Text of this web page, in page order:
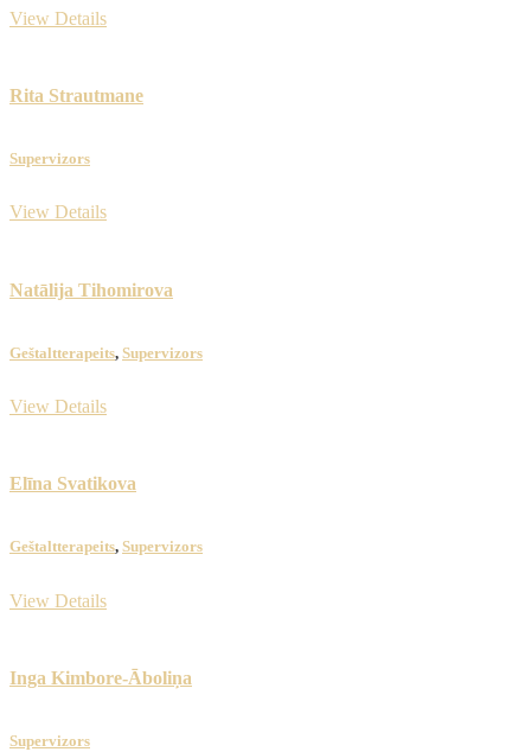
View Details
Rita Strautmane
Supervizors
View Details
Natālija Tihomirova
​Geštaltterapeits, Supervizors
View Details
Elīna Svatikova
​Geštaltterapeits, Supervizors
View Details
Inga Kimbore-Āboliņa
Supervizors